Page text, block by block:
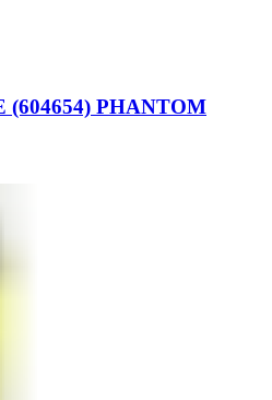
(604654) PHANTOM